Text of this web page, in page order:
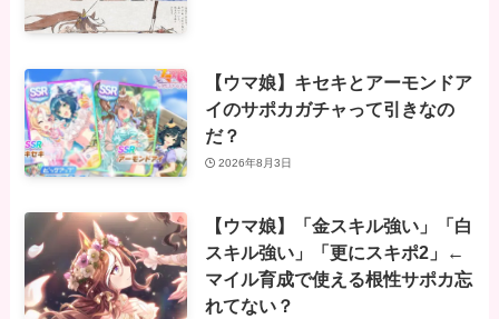
【ウマ娘】キセキとアーモンドア
イのサポカガチャって引きなの
だ？
2026年8月3日
【ウマ娘】「金スキル強い」「白
スキル強い」「更にスキポ2」←
マイル育成で使える根性サポカ忘
れてない？